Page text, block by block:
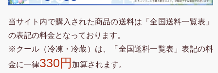
当サイト内で購入された商品の送料は「全国送料一覧表」
の表記の料金となっております。
※クール（冷凍・冷蔵）は、「全国送料一覧表」表記の料
金に一律330円 加算されます。